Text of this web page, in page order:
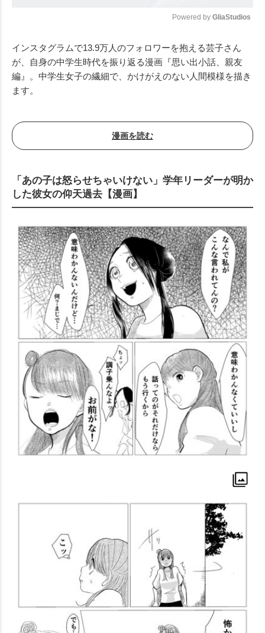
Powered by GliaStudios
インスタグラムで13.9万人のフォロワーを抱える芸子さん
が、自身の中学生時代を振り返る漫画『思い出小話、親友
編』。中学生女子の繊細で、かけがえのない人間模様を描き
ます。
漫画を読む
「あの子は怒らせちゃいけない」学年リーダーが明か
した彼女の仰天過去【漫画】